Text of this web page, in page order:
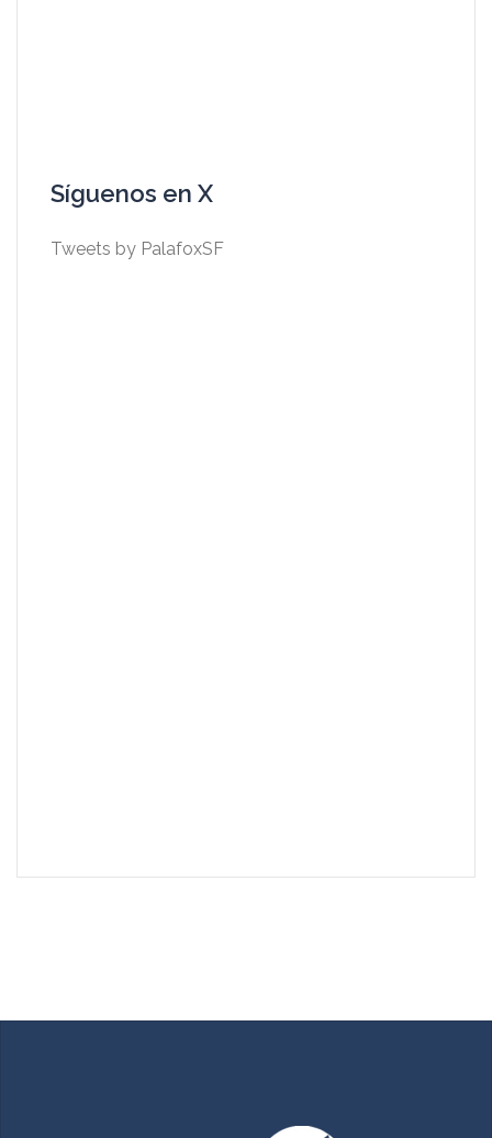
Síguenos en X
Tweets by PalafoxSF